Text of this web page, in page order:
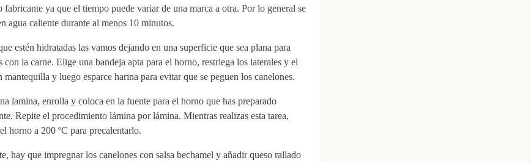
fabricante ya que el tiempo puede variar de una marca a otra. Por lo general se
agua caliente durante al menos 10 minutos.
estén hidratadas las vamos dejando en una superficie que sea plana para
con la carne. Elige una bandeja apta para el horno, restriega los laterales y el
mantequilla y luego esparce harina para evitar que se peguen los canelones.
lamina, enrolla y coloca en la fuente para el horno que has preparado
Repite el procedimiento lámina por lámina. Mientras realizas esta tarea,
horno a 200 ºC para precalentarlo.
hay que impregnar los canelones con salsa bechamel y añadir queso rallado